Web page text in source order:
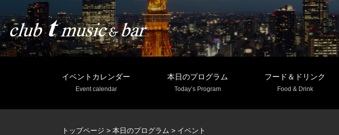
イベントカレンダー
Event calendar
本日のプログラム
Today’s Program
フード＆ドリンク
Food & Drink
トップページ > 本日のプログラム > イベント